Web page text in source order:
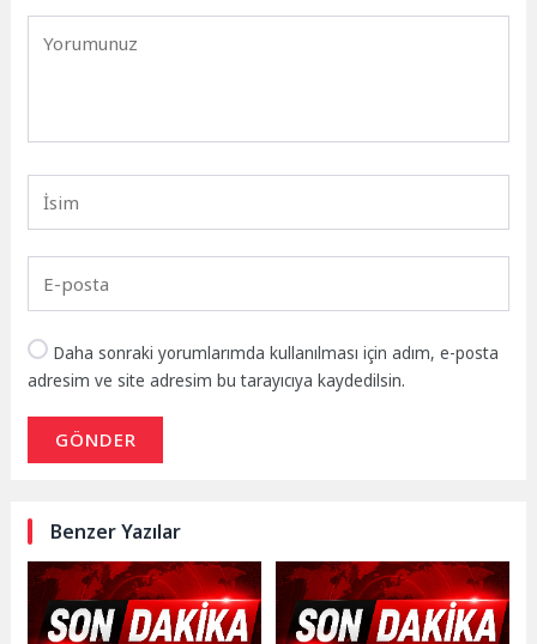
Daha sonraki yorumlarımda kullanılması için adım, e-posta
adresim ve site adresim bu tarayıcıya kaydedilsin.
GÖNDER
Benzer Yazılar